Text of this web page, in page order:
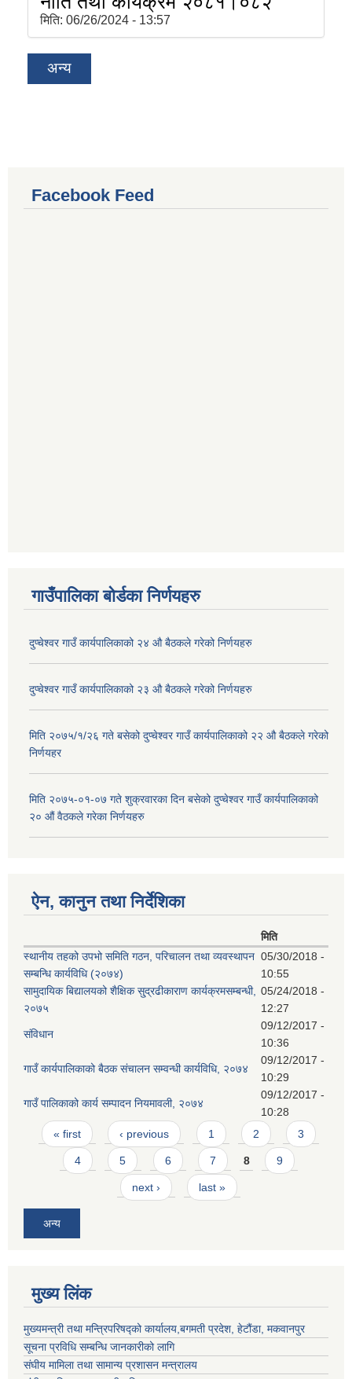
मिति: 06/26/2024 - 13:57
अन्य
Facebook Feed
गाउँपालिका बोर्डका निर्णयहरु
दुप्चेश्वर गाउँ कार्यपालिकाको २४ औ बैठकले गरेको निर्णयहरु
दुप्चेश्वर गाउँ कार्यपालिकाको २३ औ बैठकले गरेको निर्णयहरु
मिति २०७५/१/२६ गते बसेको दुप्चेश्वर गाउँ कार्यपालिकाको २२ औ बैठकले गरेको
निर्णयहर
मिति २०७५-०१-०७ गते शुक्रवारका दिन बसेको दुप्चेश्वर गाउँ कार्यपालिकाको
२० औं वैठकले गरेका निर्णयहरु
ऐन, कानुन तथा निर्देशिका
मिति
स्थानीय तहको उपभो समिति गठन, परिचालन तथा व्यवस्थापन
सम्बन्धि कार्यविधि (२०७४)
05/30/2018 -
10:55
सामुदायिक बिद्यालयको शैक्षिक सु्द्रढीकाराण कार्यक्रमसम्बन्धी,
२०७५
05/24/2018 -
12:27
संविधान
09/12/2017 -
10:36
गाउँ कार्यपालिकाको बैठक संचालन सम्वन्धी कार्यविधि, २०७४
09/12/2017 -
10:29
गाउँ पालिकाको कार्य सम्पादन नियमावली, २०७४
09/12/2017 -
10:28
Pages
« first ‹ previous 1 2 3
4 5 6 7 8 9
next › last »
अन्य
मुख्य लिंक
मुख्यमन्त्री तथा मन्त्रिपरिषद्को कार्यालय,बगमती प्रदेश, हेटौंडा, मकवानपुर
सूचना प्रविधि सम्बन्धि जानकारीको लागि
संघीय मामिला तथा सामान्य प्रशासन मन्त्रालय